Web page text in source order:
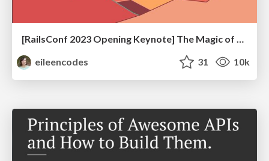
[RailsConf 2023 Opening Keynote] The Magic of Rails
eileencodes
31 10k